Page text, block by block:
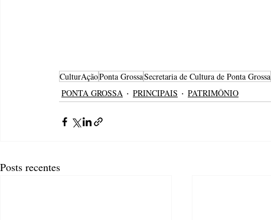
CulturAçãoPonta GrossaSecretaria de Cultura de Ponta Grossa
PONTA GROSSA
PRINCIPAIS PATRIMÔNIO
Posts recentes